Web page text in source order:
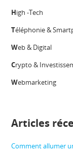
High -Tech
Téléphonie &
Web & Digital
Crypto &
Webmarketing
Articles
Comment allumer